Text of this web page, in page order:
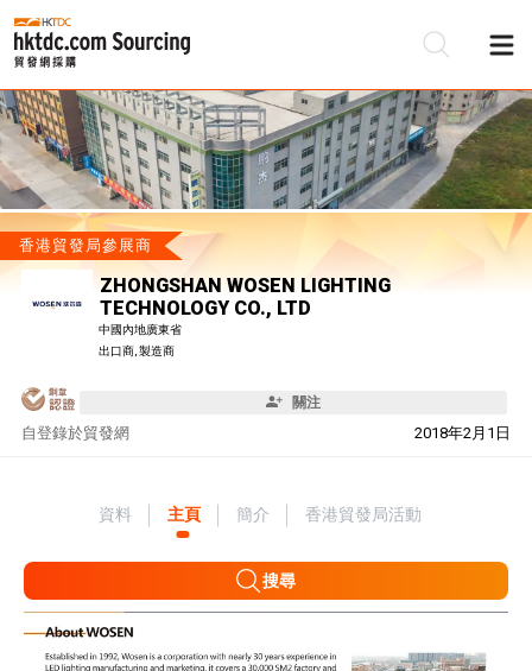
香港貿發局參展商
ZHONGSHAN WOSEN LIGHTING
TECHNOLOGY CO., LTD
中國內地廣東省
出口商, 製造商
關注
自 2018年2月1日
登錄於貿發網
資料 主頁 簡介 香港貿發局活動
搜尋